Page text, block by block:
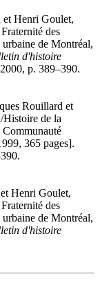
et Henri Goulet,
des
de Montréal,
d'histoire
p. 389–390.
Rouillard et
de la
Communauté
365 pages].
Henri Goulet,
des
de Montréal,
d'histoire